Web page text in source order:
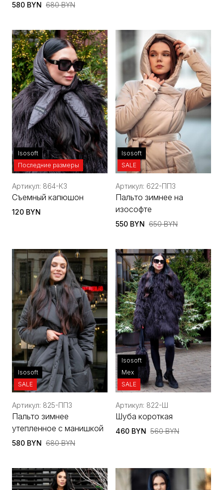
580 BYN 680 BYN
Isosoft
Последние размеры
Артикул: 864-КЗ
Съемный капюшон
120 BYN
Isosoft
SALE
Артикул: 622-ППЗ
Пальто зимнее на
изософте
550 BYN 650 BYN
Isosoft
SALE
Артикул: 825-ППЗ
Пальто зимнее
утепленное с манишкой
580 BYN 680 BYN
Isosoft
Мех
SALE
Артикул: 822-Ш
Шуба короткая
460 BYN 560 BYN